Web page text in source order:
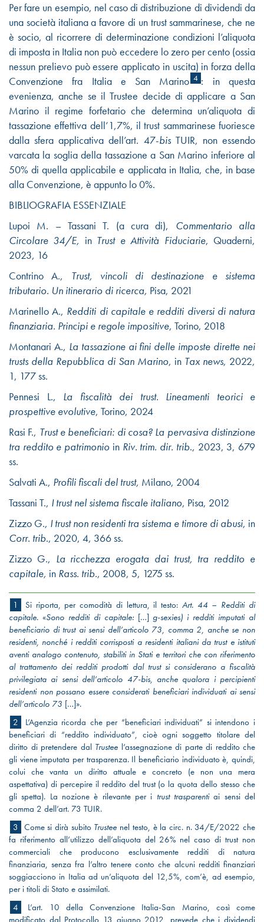
Per fare un esempio, nel caso di distribuzione di dividendi da
una società italiana a favore di un trust sammarinese, che ne
è socio, al ricorrere di determinazione condizioni l’aliquota
di imposta in Italia non può eccedere lo zero per cento (ossia
nessun prelievo può essere applicato in uscita) in forza della
Convenzione fra Italia e San Marino 4 : in questa
evenienza, anche se il Trustee decide di applicare a San
Marino il regime forfetario che determina un’aliquota di
tassazione effettiva dell’1,7%, il trust sammarinese fuoriesce
dalla sfera applicativa dell’art. 47-bisTUIR, non essendo
varcata la soglia della tassazione a San Marino inferiore al
50% di quella applicabile e applicata in Italia, che, in base
alla Convenzione, è appunto lo 0%.
BIBLIOGRAFIA ESSENZIALE
Lupoi M. – Tassani T. (a cura di), Commentario alla
Circolare 34/E, in Trust e Attività Fiduciarie, Quaderni,
2023, 16
Contrino A., Trust, vincoli di destinazione e sistema
tributario. Un itinerario di ricerca, Pisa, 2021
Marinello A., Redditi di capitale e redditi diversi di natura
finanziaria. Principi e regole impositive, Torino, 2018
Montanari A., La tassazione ai fini delle imposte dirette nei
trusts della Repubblica di San Marino, in Tax news, 2022,
1, 177 ss.
Pennesi L., La fiscalità dei trust. Lineamenti teorici e
prospettive evolutive, Torino, 2024
Rasi F., Trust e beneficiari: di cosa? La pervasiva distinzione
tra reddito e patrimonio in Riv. trim. dir. trib., 2023, 3, 679
ss.
Salvati A., Profili fiscali del trust, Milano, 2004
Tassani T., I trust nel sistema fiscale italiano, Pisa, 2012
Zizzo G., I trust non residenti tra sistema e timore di abusi, in
Corr. trib., 2020, 4, 366 ss.
Zizzo G., La ricchezza erogata dai trust, tra reddito e
capitale, in Rass. trib., 2008, 5, 1275 ss.
1 Si riporta, per comodità di lettura, il testo: Art. 44 – Redditi di
capitale. «Sono redditi di capitale: […] g-sexies) i redditi imputati al
beneficiario di trust ai sensi dell’articolo 73, comma 2, anche se non
residenti, nonché i redditi corrisposti a residenti italiani da trust e istituti
aventi analogo contenuto, stabiliti in Stati e territori che con riferimento
al trattamento dei redditi prodotti dal trust si considerano a fiscalità
privilegiata ai sensi dell’articolo 47-bis, anche qualora i percipienti
residenti non possano essere considerati beneficiari individuati ai sensi
dell’articolo 73 […]».
2
L’Agenzia ricorda che per “beneficiari individuati” si intendono i
beneficiari di “reddito individuato”, cioè ogni soggetto titolare del
diritto di pretendere dal Trustee l’assegnazione di parte di reddito che
gli viene imputata per trasparenza. Il beneficiario individuato è, quindi,
colui che vanta un diritto attuale e concreto (e non una mera
aspettativa) di percepire il reddito del trust (o la quota dello stesso che
gli spetta). La nozione è rilevante per i trust trasparentiai sensi del
comma 2 dell’art. 73 TUIR.
3 Come si dirà subito Trustee nel testo, è la circ. n. 34/E/2022 che
fa riferimento all’utilizzo dell’aliquota del 26% nel caso di trust non
commerciali che producono esclusivamente redditi di natura
finanziaria, senza fra l’altro tenere conto che alcuni redditi finanziari
soggiacciono in Italia ad un’aliquota del 12,5%, com’è, ad esempio,
per i titoli di Stato e assimilati.
4
L’art. 10 della Convenzione Italia-San Marino, così come
modificato dal Protocollo 13 giugno 2012, prevede che i dividendi